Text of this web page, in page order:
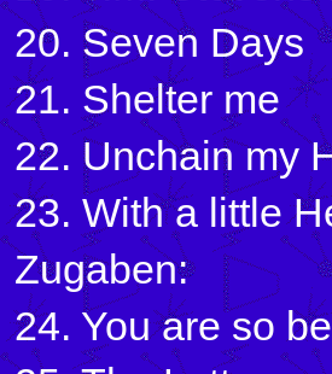
20. Seven Days
21. Shelter me
22. Unchain my
23. With a little
Zugaben:
24. You are so